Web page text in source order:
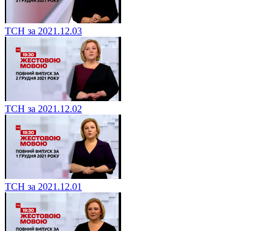
ТСН за 2021.12.03
ТСН за 2021.12.02
ТСН за 2021.12.01